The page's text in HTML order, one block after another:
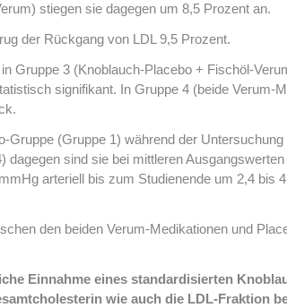
stiegen sie dagegen um 8,5 Prozent an.
der Rückgang von LDL 9,5 Prozent.
Gruppe 3 (Knoblauch-Placebo + Fischöl-
signifikant. In Gruppe 4 (beide Verum-
Gruppe (Gruppe 1) während der
dagegen sind sie bei mittleren
arteriell bis zum Studienende um 2,4 bis
den beiden Verum-Medikationen und
Einnahme eines standardisierten
wie auch die LDL-Fraktion